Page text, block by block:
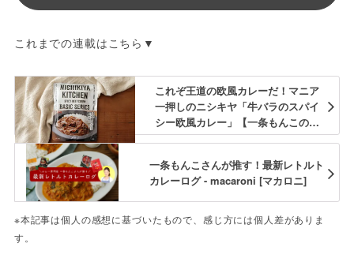
これまでの連載はこちら▼
これぞ王道の欧風カレーだ！マニア
一押しのニシキヤ「牛バラのスパイ
シー欧風カレー」【一条もんこのカ
レーログ #14】
一条もんこさんが推す！最新レトルト
カレーログ - macaroni [マカロニ]
※本記事は個人の感想に基づいたもので、感じ方には個人差がありま
す。